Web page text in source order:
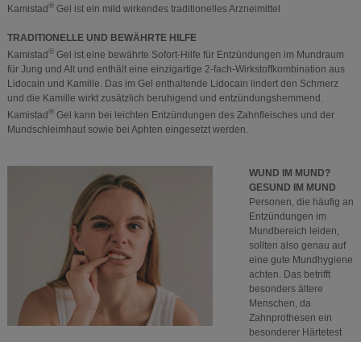
Kamistad®Gel ist ein mild wirkendes traditionelles Arzneimittel
TRADITIONELLE UND BEWÄHRTE HILFE
Kamistad®Gel ist eine bewährte Sofort-Hilfe für Entzündungen im Mundraum
für Jung und Alt und enthält eine einzigartige 2-fach-Wirkstoffkombination aus
Lidocain und Kamille. Das im Gel enthaltende Lidocain lindert den Schmerz
und die Kamille wirkt zusätzlich beruhigend und entzündungshemmend.
Kamistad®Gel kann bei leichten Entzündungen des Zahnfleisches und der
Mundschleimhaut sowie bei Aphten eingesetzt werden.
WUND IM MUND?
GESUND IM MUND
Personen, die häufig an
Entzündungen im
Mundbereich leiden,
sollten also genau auf
eine gute Mundhygiene
achten. Das betrifft
besonders ältere
Menschen, da
Zahnprothesen ein
besonderer Härtetest